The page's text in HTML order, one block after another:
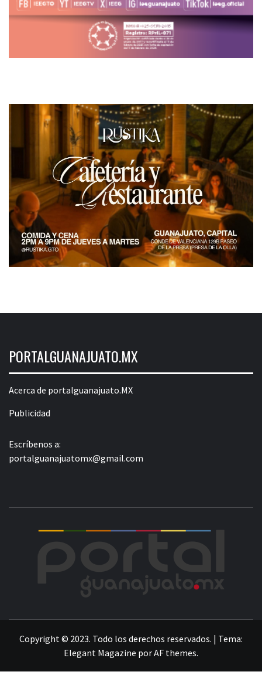
PORTALGUANAJUATO.MX
Acerca de portalguanajuato.MX
Publicidad
Escríbenos a:
portalguanajuatomx@gmail.com
Copyright © 2023. Todo los derechos reservados. | Tema:
Elegant Magazine porAF themes.